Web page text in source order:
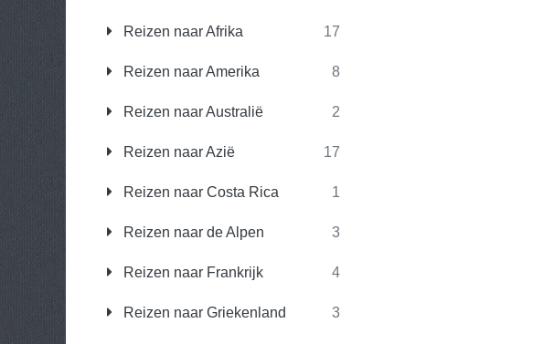
Reizen naar Afrika 17
Reizen naar Amerika 8
Reizen naar Australië 2
Reizen naar Azië 17
Reizen naar Costa Rica 1
Reizen naar de Alpen 3
Reizen naar Frankrijk 4
Reizen naar Griekenland 3